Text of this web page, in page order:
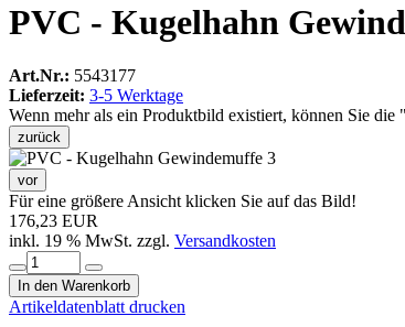
PVC - Kugelhahn
Art.Nr.: 5543177
Lieferzeit: 3-5 Werktage
Wenn mehr als ein Produktbild existiert, können Sie
zurück
vor
Für eine größere Ansicht klicken Sie auf das Bild!
176,23 EUR
inkl. 19 % MwSt. zzgl. Versandkosten
In den Warenkorb
Artikeldatenblatt drucken